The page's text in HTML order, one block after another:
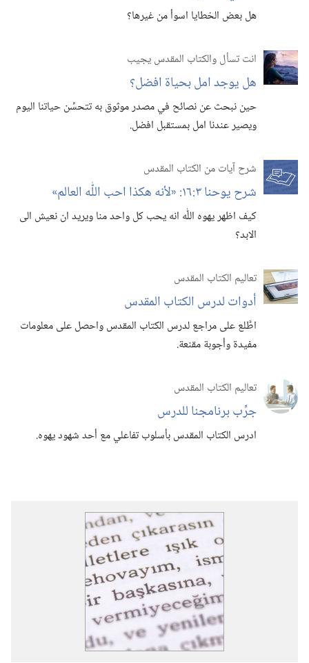
هل بعض الخطايا اسوأ من غيرها؟‏
انت تسأل والكتاب المقدس يجيب
هل يوجد امل بحياة افضل؟‏
حين نبحث عن نصائح في مصدر موثوق به تتحسِّن حياتنا اليوم
ويصير عندنا امل بمستقبل افضل.‏
شرح آيات من الكتاب المقدس
شرح يوحنا ٣:‏١٦:‏ «لأنه هكذا احب اللّٰه العالم»‏
كيف اظهر يهوه اللّٰه انه يحب كل واحد منا ويريد ان نعيش الى
الابد؟‏
تعاليم الكتاب المقدس
أدوات لدرس الكتاب المقدس
اطَّلع على مراجع لدرس الكتاب المقدس واحصل على معلومات
مفيدة وأجوبة مقنعة.‏
تعاليم الكتاب المقدس
جرِّب برنامجنا للدرس
ادرس الكتاب المقدس بأسلوب تفاعلي مع أحد شهود يهوه.‏